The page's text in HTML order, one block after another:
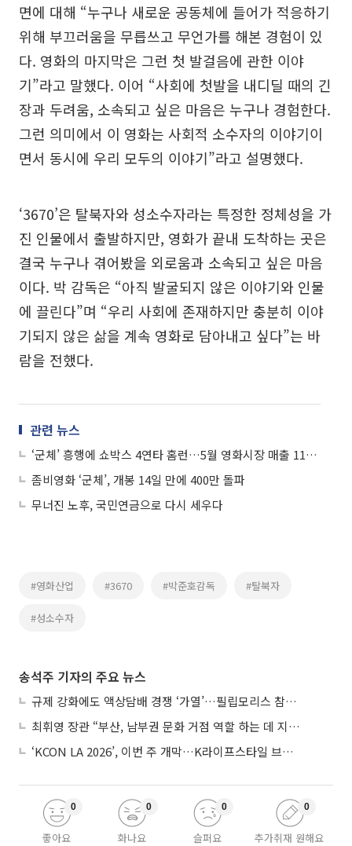
면에 대해 “누구나 새로운 공동체에 들어가 적응하기
위해 부끄러움을 무릅쓰고 무언가를 해본 경험이 있
다. 영화의 마지막은 그런 첫 발걸음에 관한 이야
기”라고 말했다. 이어 “사회에 첫발을 내디딜 때의 긴
장과 두려움, 소속되고 싶은 마음은 누구나 경험한다.
그런 의미에서 이 영화는 사회적 소수자의 이야기이
면서 동시에 우리 모두의 이야기”라고 설명했다.
‘3670’은 탈북자와 성소수자라는 특정한 정체성을 가
진 인물에서 출발하지만, 영화가 끝내 도착하는 곳은
결국 누구나 겪어봤을 외로움과 소속되고 싶은 마음
이다. 박 감독은 “아직 발굴되지 않은 이야기와 인물
에 끌린다”며 “우리 사회에 존재하지만 충분히 이야
기되지 않은 삶을 계속 영화로 담아내고 싶다”는 바
람을 전했다.
관련 뉴스
‘군체’ 흥행에 쇼박스 4연타 홈런…5월 영화시장 매출 1126억원
좀비영화 ‘군체’, 개봉 14일 만에 400만 돌파
무너진 노후, 국민연금으로 다시 세우다
#영화산업 #3670 #박준호감독 #탈북자
#성소수자
송석주 기자의 주요 뉴스
규제 강화에도 액상담배 경쟁 ‘가열’…필립모리스 참전, BAT와 격돌
최휘영 장관 “부산, 남부권 문화 거점 역할 하는 데 지원 아끼지 않을 것”
‘KCON LA 2026’, 이번 주 개막…K라이프스타일 브랜드 한 곳서 만끽
좋아요
0
화나요
0
슬퍼요
0
추가취재 원해요
0